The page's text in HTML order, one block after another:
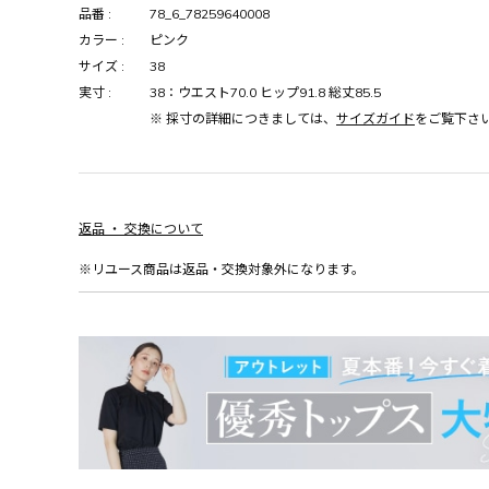
品番 :
78_6_78259640008
カラー :
ピンク
サイズ :
38
実寸 :
38：ウエスト70.0 ヒップ91.8 総丈85.5
※ 採寸の詳細につきましては、 サイズガイドをご覧下さ
返品 ・ 交換について
※リユース商品は返品・交換対象外になります。